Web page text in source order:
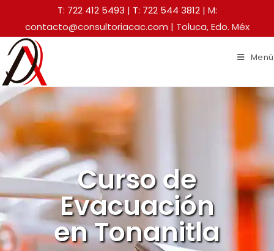
T: 722 412 5493 | T: 722 544 3812| M:
contacto@consultoriacac.com | Toluca, Edo. Méx
Menú
Curso de
Evacuación
en Tonanitla